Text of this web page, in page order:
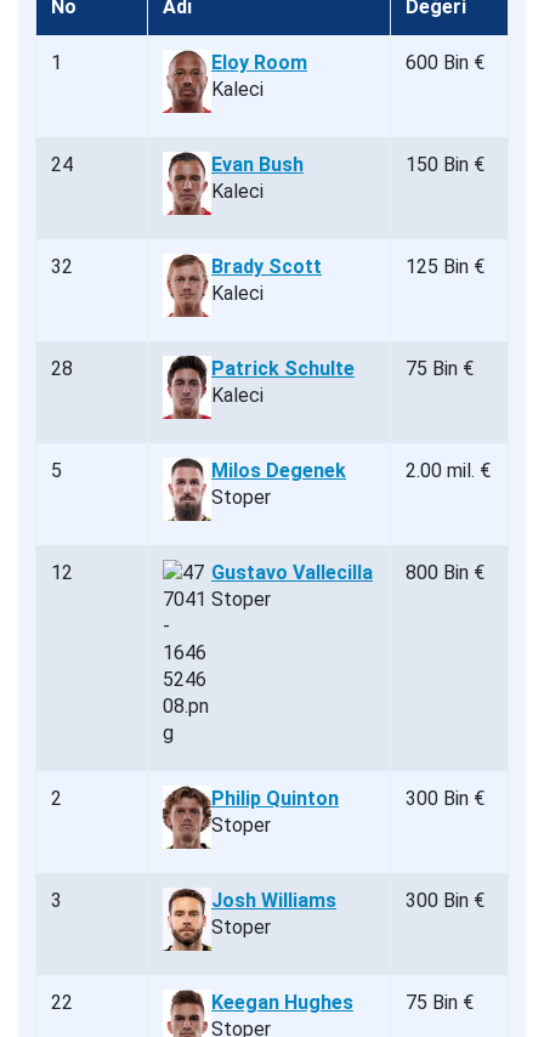
No Adı Değeri
1
Eloy Room
Kaleci
600 Bin €
24
Evan Bush
Kaleci
150 Bin €
32
Brady Scott
Kaleci
125 Bin €
28
Patrick Schulte
Kaleci
75 Bin €
5
Milos Degenek
Stoper
2.00 mil. €
12
Gustavo Vallecilla
Stoper
800 Bin €
2
Philip Quinton
Stoper
300 Bin €
3
Josh Williams
Stoper
300 Bin €
22
Keegan Hughes
Stoper
75 Bin €